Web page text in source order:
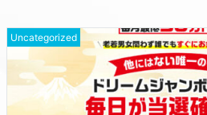
Uncategorized